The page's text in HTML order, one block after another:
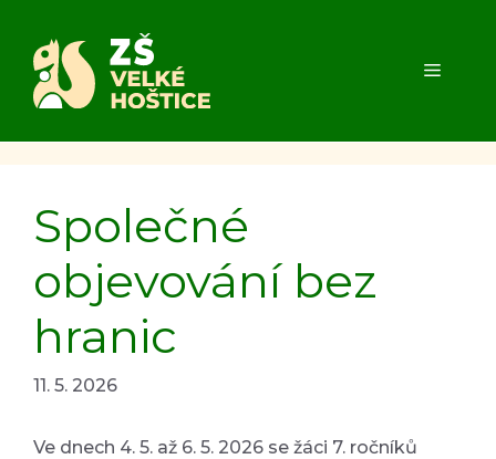
obsah
MENU
Společné
objevování bez
hranic
11. 5. 2026
Ve dnech 4. 5. až 6. 5. 2026 se žáci 7. ročníků